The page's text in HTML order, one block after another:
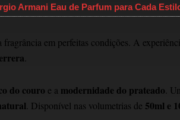
Armani Eau de Parfum para Cada
em perfeitas condições. A
do couro e a modernidade do prateado .
. Disponível nas volumetrias de 50ml e